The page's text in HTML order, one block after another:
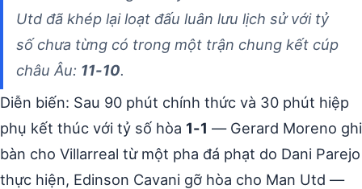
Utd đã khép lại loạt đấu luân lưu lịch sử với tỷ
số chưa từng có trong một trận chung kết cúp
châu Âu: 11-10.
Diễn biến: Sau 90 phút chính thức và 30 phút hiệp
phụ kết thúc với tỷ số hòa 1-1 — Gerard Moreno ghi
bàn cho Villarreal từ một pha đá phạt do Dani Parejo
thực hiện, Edinson Cavani gỡ hòa cho Man Utd —